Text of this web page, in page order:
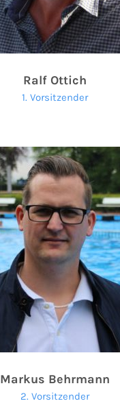
Ralf Ottich
1. Vorsitzender
Markus Behrmann
2. Vorsitzender